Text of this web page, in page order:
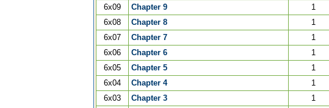
6x09
Chapter 9
1
6x08
Chapter 8
1
6x07
Chapter 7
1
6x06
Chapter 6
1
6x05
Chapter 5
1
6x04
Chapter 4
1
6x03
Chapter 3
1